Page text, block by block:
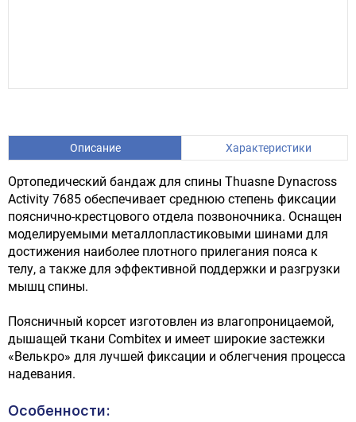
Описание Характеристики
Ортопедический бандаж для спины Thuasne Dynacross
Activity 7685 обеспечивает среднюю степень фиксации
пояснично-крестцового отдела позвоночника. Оснащен
моделируемыми металлопластиковыми шинами для
достижения наиболее плотного прилегания пояса к
телу, а также для эффективной поддержки и разгрузки
мышц спины.
Поясничный корсет изготовлен из влагопроницаемой,
дышащей ткани Combitex и имеет широкие застежки
«Велькро» для лучшей фиксации и облегчения процесса
надевания.
Особенности: